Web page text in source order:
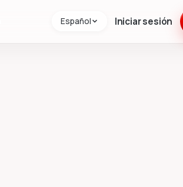
Español Iniciar sesión